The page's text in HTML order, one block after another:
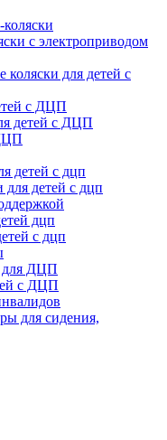
с электроприводом
для детей с
с ДЦП
детей с ДЦП
детей с дцп
детей с дцп
дцп
с дцп
для ДЦП
с ДЦП
для сидения,